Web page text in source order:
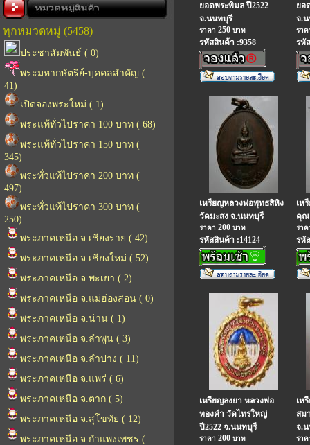
ทุกหมวดหมู่ (5458)
ประชาสัมพันธ์ ( 0)
พระมหากษัตริย์-บุคคลสำคัญ (
41)
เปิดจองพระใหม่ ( 1)
พระแท้ทั่วไปราคา 100 บาท ( 68)
พระแท้ทั่วไปราคา 150 บาท (
345)
พระทั่วแท้ไปราคา 200 บาท (
497)
พระทั่วแท้ไปราคา 300 บาท (
250)
พระภาคเหนือ จ.เชียงราย ( 42)
พระภาคเหนือ จ.เชียงใหม่ ( 52)
พระภาคเหนือ จ.พะเยา ( 2)
พระภาคเหนือ จ.แม่ฮ่องสอน ( 0)
พระภาคเหนือ จ.น่าน ( 1)
พระภาคเหนือ จ.ลำพูน ( 3)
พระภาคเหนือ จ.ลำปาง ( 11)
พระภาคเหนือ จ.แพร่ ( 6)
พระภาคเหนือ จ.ตาก ( 5)
พระภาคเหนือ จ.สุโขทัย ( 12)
พระภาคเหนือ จ.กำแพงเพชร (
ยอดพระพิมล ปี2522
จ.นนทบุรี
ราคา 250 บาท
รหัสสินค้า :9358
ยอ
จ.
รา
รหั
เหรียญหลวงพ่อพุทธสิหิง
วัดมะสง จ.นนทบุรี
ราคา 200 บาท
รหัสสินค้า :14124
เห
คุณ
รา
รหั
เหรียญลงยา หลวงพ่อ
ทองคำ วัดไทรใหญ่
ปี2522 จ.นนทบุรี
ราคา 200 บาท
เห
สม
จ.
รา